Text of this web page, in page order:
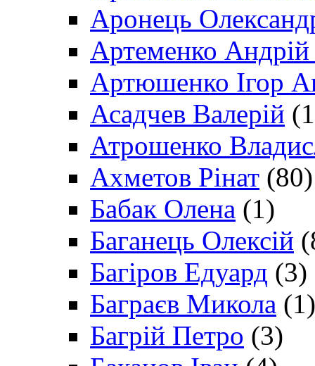
Аронець
Артеменко Андрій
Артюшенко Ігор
Асадчев Валерій
Атрошенко
Ахметов Рінат (80)
Бабак Олена (1)
Баганець Олексій
Багіров Едуард (3)
Баграєв Микола (1)
Багрій Петро (3)